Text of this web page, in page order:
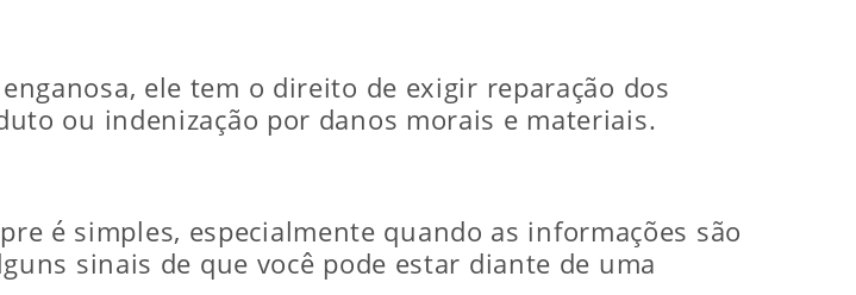
ele tem o direito de exigir reparação dos
ou indenização por danos morais e materiais.
é simples, especialmente quando as informações são
sinais de que você pode estar diante de uma